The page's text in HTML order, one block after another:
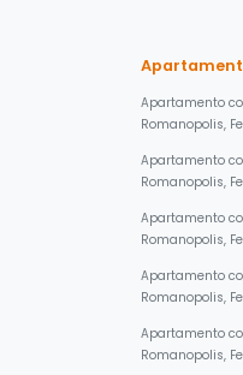
Apartamento
Romanopolis,
Apartamento
Romanopolis,
Apartamento
Romanopolis,
Apartamento
Romanopolis,
Apartamento
Romanopolis,